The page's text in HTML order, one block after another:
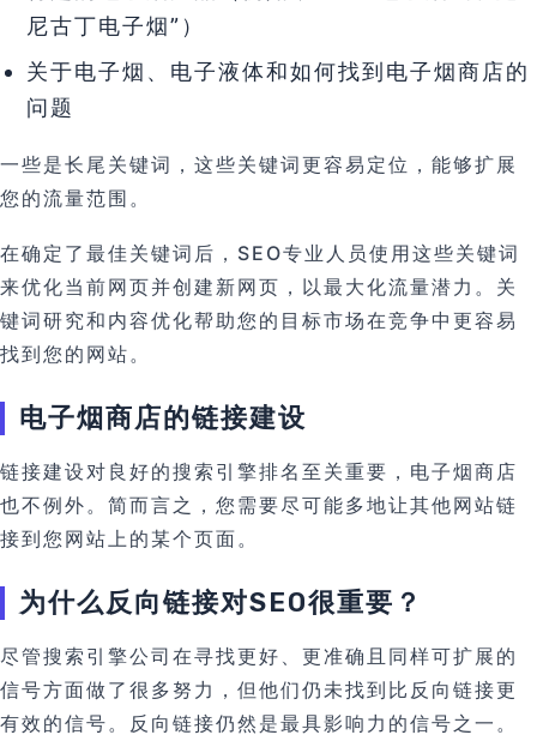
尼古丁电子烟”）
关于电子烟、电子液体和如何找到电子烟商店的
问题
一些是长尾关键词，这些关键词更容易定位，能够扩展
您的流量范围。
在确定了最佳关键词后，SEO专业人员使用这些关键词
来优化当前网页并创建新网页，以最大化流量潜力。关
键词研究和内容优化帮助您的目标市场在竞争中更容易
找到您的网站。
电子烟商店的链接建设
链接建设对良好的搜索引擎排名至关重要，电子烟商店
也不例外。简而言之，您需要尽可能多地让其他网站链
接到您网站上的某个页面。
为什么反向链接对SEO很重要？
尽管搜索引擎公司在寻找更好、更准确且同样可扩展的
信号方面做了很多努力，但他们仍未找到比反向链接更
有效的信号。反向链接仍然是最具影响力的信号之一。